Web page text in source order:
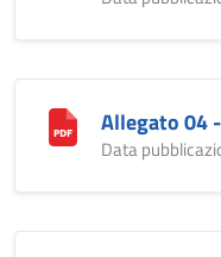
Allegato 04
Data